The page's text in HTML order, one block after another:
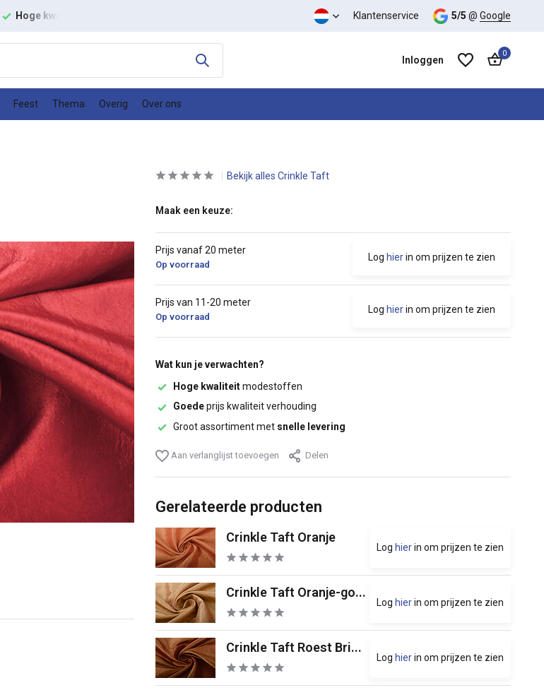
Goedeprijs kwaliteit verhouding Klantenservice 5/5 @ Google
Inloggen
0
Feest Thema Overig Over ons
Bekijk alles Crinkle Taft
Maak een keuze:
Prijs vanaf 20 meter
Op voorraad
Log hierin om prijzen te zien
Prijs van 11-20 meter
Op voorraad
Log hierin om prijzen te zien
Wat kun je verwachten?
Hoge kwaliteitmodestoffen
Goedeprijs kwaliteit verhouding
Groot assortiment met snelle levering
Aan verlanglijst toevoegen Delen
Gerelateerde producten
Crinkle Taft Oranje
Log hierin om prijzen te zien
Crinkle Taft Oranje-go...
Log hierin om prijzen te zien
Crinkle Taft Roest Bri...
Log hierin om prijzen te zien